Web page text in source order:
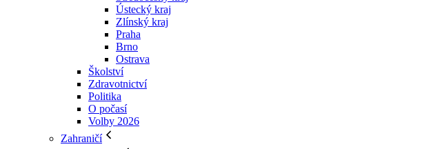
Ústecký kraj
Zlínský kraj
Praha
Brno
Ostrava
Školství
Zdravotnictví
Politika
O počasí
Volby 2026
Zahraničí